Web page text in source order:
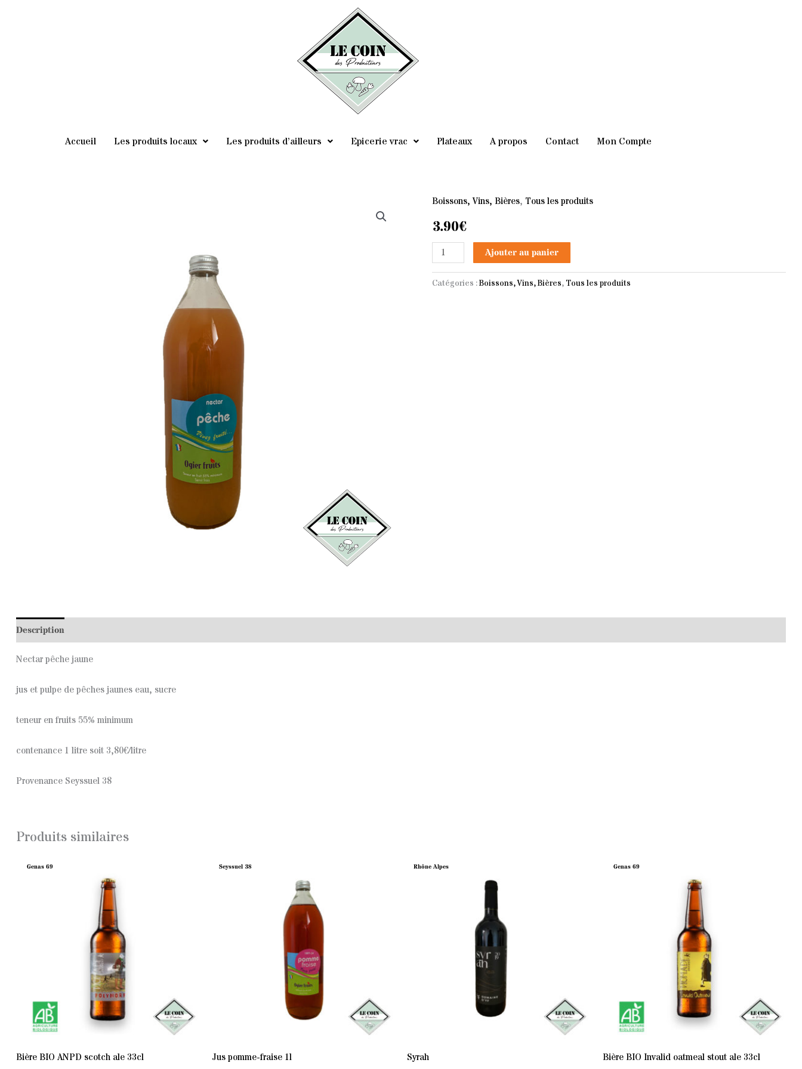
Accueil Les produits locaux Les produits d’ailleurs Epicerie vrac Plateaux A propos Contact Mon Compte
Boissons, Vins, Bières, Tous les produits
3.90€
quantité
de
Pêche
1L
Ajouter au panier
Catégories :Boissons, Vins, Bières, Tous les produits
Description
Nectar pêche jaune
jus et pulpe de pêches jaunes eau, sucre
teneur en fruits 55% minimum
contenance 1 litre soit 3,80€/litre
Provenance Seyssuel 38
Produits similaires
Genas 69
Bière BIO ANPD scotch ale 33cl
Seyssuel 38
Jus pomme-fraise 1l
Rhône Alpes
Syrah
Genas 69
Bière BIO Invalid oatmeal stout ale 33cl